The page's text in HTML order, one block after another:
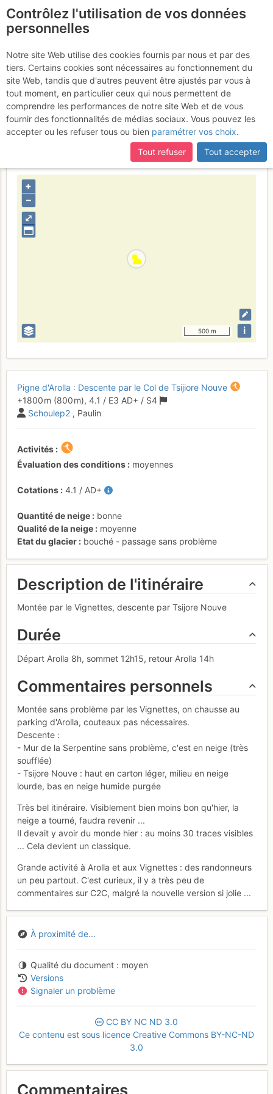
Pigne d'Arolla :
Descente par le Col de
Tsijiore Nouve
Dimanche 30 avril
2017
Valais W - Alpes Pennines W
⤢
+
–
500 m i
Pigne d'Arolla : Descente par le Col de Tsijiore Nouve
+1800 m (800 m), 4.1 / E3 AD+ / S4
Schoulep2 , Paulin
Activités
Évaluation des conditions
moyennes
Cotations 4.1 / AD+
Quantité de neige
bonne
Qualité de la neige
moyenne
Etat du glacier
bouché - passage sans problème
Description de l'itinéraire
Montée par le Vignettes, descente par Tsijore Nouve
Durée
Départ Arolla 8h, sommet 12h15, retour Arolla 14h
Commentaires personnels
Montée sans problème par les Vignettes, on chausse au
parking d'Arolla, couteaux pas nécessaires.
Descente :
- Mur de la Serpentine sans problème, c'est en neige (très
soufflée)
- Tsijore Nouve : haut en carton léger, milieu en neige
lourde, bas en neige humide purgée
Très bel itinéraire. Visiblement bien moins bon qu'hier, la
neige a tourné, faudra revenir ...
Il devait y avoir du monde hier : au moins 30 traces visibles
... Cela devient un classique.
Grande activité à Arolla et aux Vignettes : des randonneurs
un peu partout. C'est curieux, il y a très peu de
commentaires sur C2C, malgré la nouvelle version si jolie ...
À proximité de...
Qualité du document
moyen
Versions
Signaler un problème
CC BY NC ND 3.0
Ce contenu est sous licence Creative Commons BY-NC-ND
3.0
Commentaires
Contrôlez l'utilisation de vos données
personnelles
Notre site Web utilise des cookies fournis par nous et par des
tiers. Certains cookies sont nécessaires au fonctionnement du
site Web, tandis que d'autres peuvent être ajustés par vous à
tout moment, en particulier ceux qui nous permettent de
comprendre les performances de notre site Web et de vous
fournir des fonctionnalités de médias sociaux. Vous pouvez les
accepter ou les refuser tous ou bien paramétrer vos choix.
Tout refuser
Tout accepter